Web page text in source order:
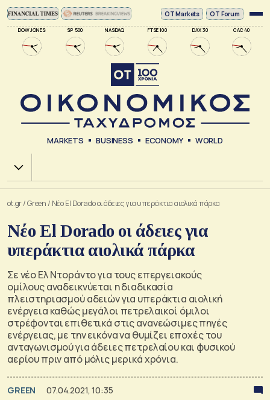
DOW JONES SP 500 NASDAQ FTSE 100 DAX 30 CAC 40
ΟΤ Markets OT Forum
MARKETS BUSINESS ECONOMY WORLD
Χ.Α.
ot.gr/Green / Νέο El Dorado οι άδειες για υπεράκτια αιολικά πάρκα
Νέο El Dorado οι άδειες για
υπεράκτια αιολικά πάρκα
Σε νέο Ελ Ντοράντο για τους επεργειακούς
ομίλους αναδεικνύεται η διαδικασία
πλειστηριασμού αδειών για υπεράκτια αιολική
ενέργεια καθώς μεγάλοι πετρελαικοί όμιλοι
στρέφονται επιθετικά στις ανανεώσιμες πηγές
ενέργειας, με την εικόνα να θυμίζει εποχές του
ανταγωνισμού για άδειες πετρελαίου και φυσικού
αερίου πριν από μόλις μερικά χρόνια.
GREEN 07.04.2021, 10:35